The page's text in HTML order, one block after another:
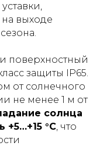
выходе
поверхностный
защиты IP65.
от солнечного
не менее 1 м от
солнца
+5…+15 °С, что